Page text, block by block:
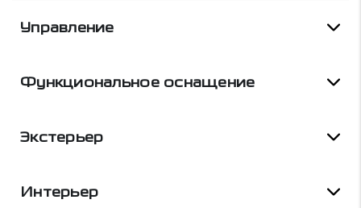
Управление
Функциональное оснащение
Экстерьер
Интерьер